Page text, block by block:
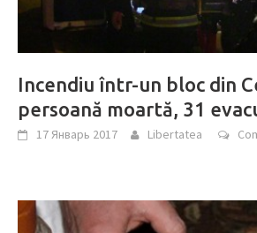
Incendiu într-un bloc din
persoană moartă, 31
17 Январь 2017 Libertatea